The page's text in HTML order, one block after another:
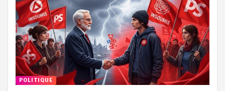
POLITIQUE